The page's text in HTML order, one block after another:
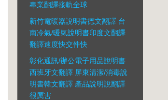
專業翻譯接軌全球
新竹電暖器說明書德文翻譯 台
南冷氣/暖氣說明書印度文翻譯
翻譯速度快交件快
彰化通訊/辦公電子用品說明書
西班牙文翻譯 屏東清潔/消毒說
明書韓文翻譯 產品說明說翻譯
很厲害